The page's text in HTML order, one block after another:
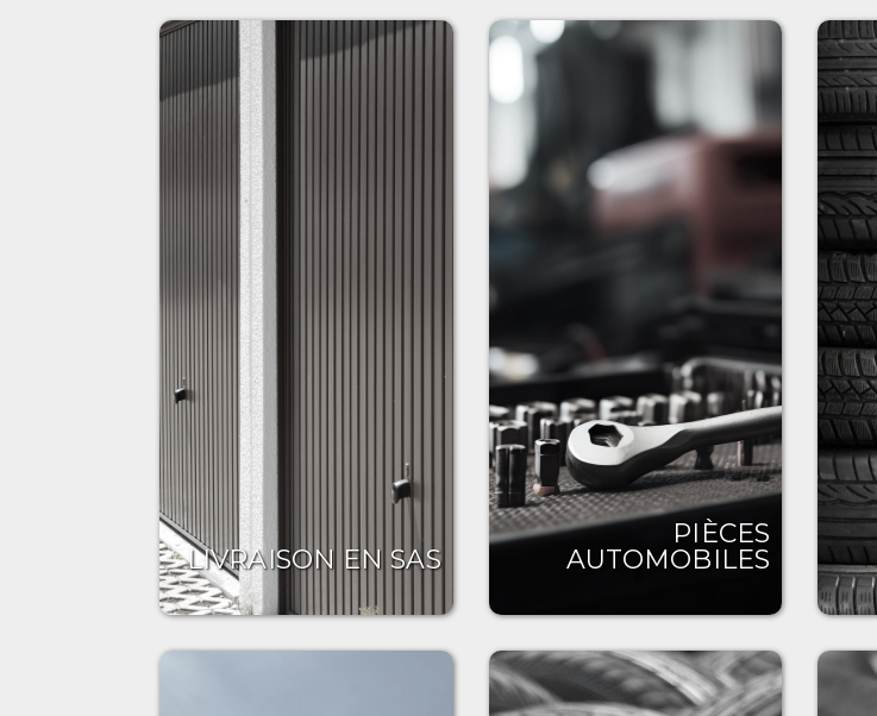
LIVRAISON EN SAS
PIÈCES
AUTOMOBILES